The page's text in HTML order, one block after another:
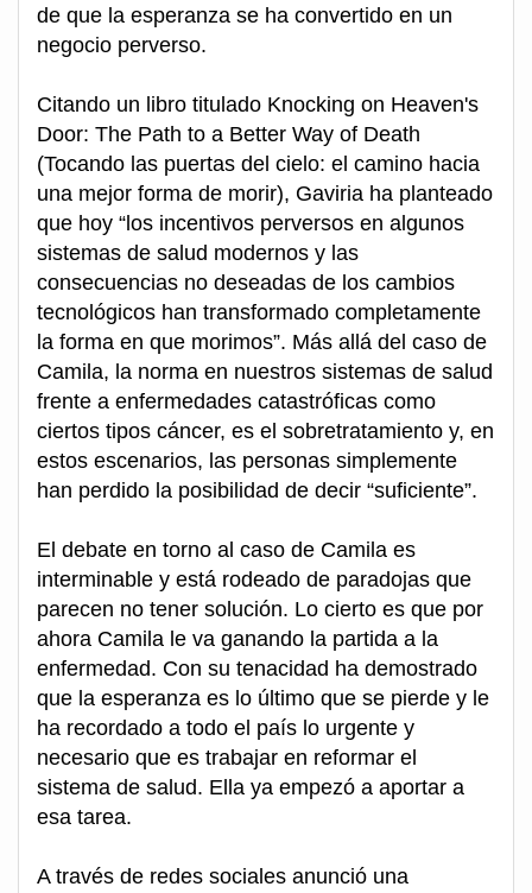
de que la esperanza se ha convertido en un
negocio perverso.
Citando un libro titulado Knocking on Heaven's
Door: The Path to a Better Way of Death
(Tocando las puertas del cielo: el camino hacia
una mejor forma de morir), Gaviria ha planteado
que hoy “los incentivos perversos en algunos
sistemas de salud modernos y las
consecuencias no deseadas de los cambios
tecnológicos han transformado completamente
la forma en que morimos”. Más allá del caso de
Camila, la norma en nuestros sistemas de salud
frente a enfermedades catastróficas como
ciertos tipos cáncer, es el sobretratamiento y, en
estos escenarios, las personas simplemente
han perdido la posibilidad de decir “suficiente”.
El debate en torno al caso de Camila es
interminable y está rodeado de paradojas que
parecen no tener solución. Lo cierto es que por
ahora Camila le va ganando la partida a la
enfermedad. Con su tenacidad ha demostrado
que la esperanza es lo último que se pierde y le
ha recordado a todo el país lo urgente y
necesario que es trabajar en reformar el
sistema de salud. Ella ya empezó a aportar a
esa tarea.
A través de redes sociales anunció una